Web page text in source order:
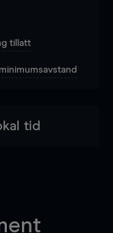
tillatt
tid